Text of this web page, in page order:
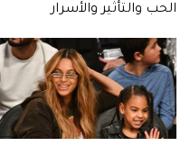
الحب والتأثير والأسرار